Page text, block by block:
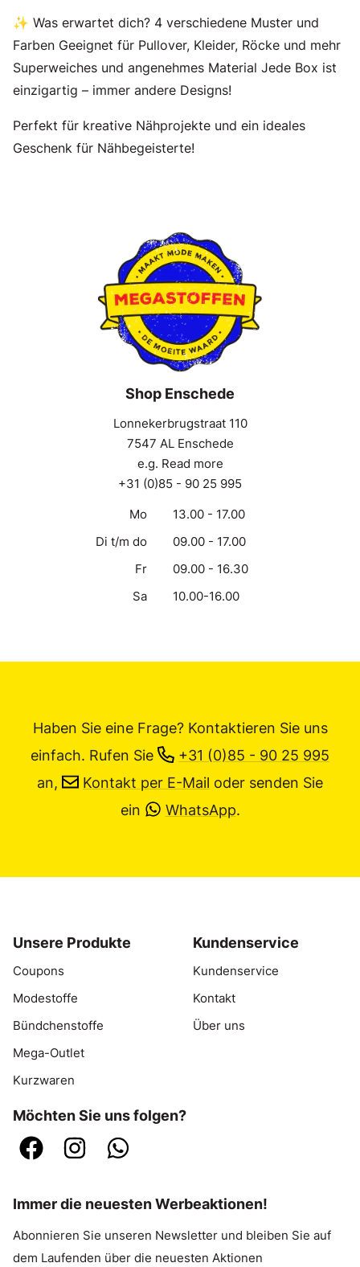
✨ Was erwartet dich? 4 verschiedene Muster und
Farben Geeignet für Pullover, Kleider, Röcke und mehr
Superweiches und angenehmes Material Jede Box ist
einzigartig – immer andere Designs!
Perfekt für kreative Nähprojekte und ein ideales
Geschenk für Nähbegeisterte!
Shop Enschede
Lonnekerbrugstraat 110
7547 AL Enschede
e.g. Read more
+31 (0)85 - 90 25 995
Mo
13.00 - 17.00
Di t/m do
09.00 - 17.00
Fr
09.00 - 16.30
Sa
10.00-16.00
Haben Sie eine Frage? Kontaktieren Sie uns
einfach. Rufen Sie
+31 (0)85 - 90 25 995
an,
Kontakt per E-Mail oder senden Sie
ein
WhatsApp.
Unsere Produkte
Coupons
Modestoffe
Bündchenstoffe
Mega-Outlet
Kurzwaren
Kundenservice
Kundenservice
Kontakt
Über uns
Möchten Sie uns folgen?
Immer die neuesten Werbeaktionen!
Abonnieren Sie unseren Newsletter und bleiben Sie auf
dem Laufenden über die neuesten Aktionen